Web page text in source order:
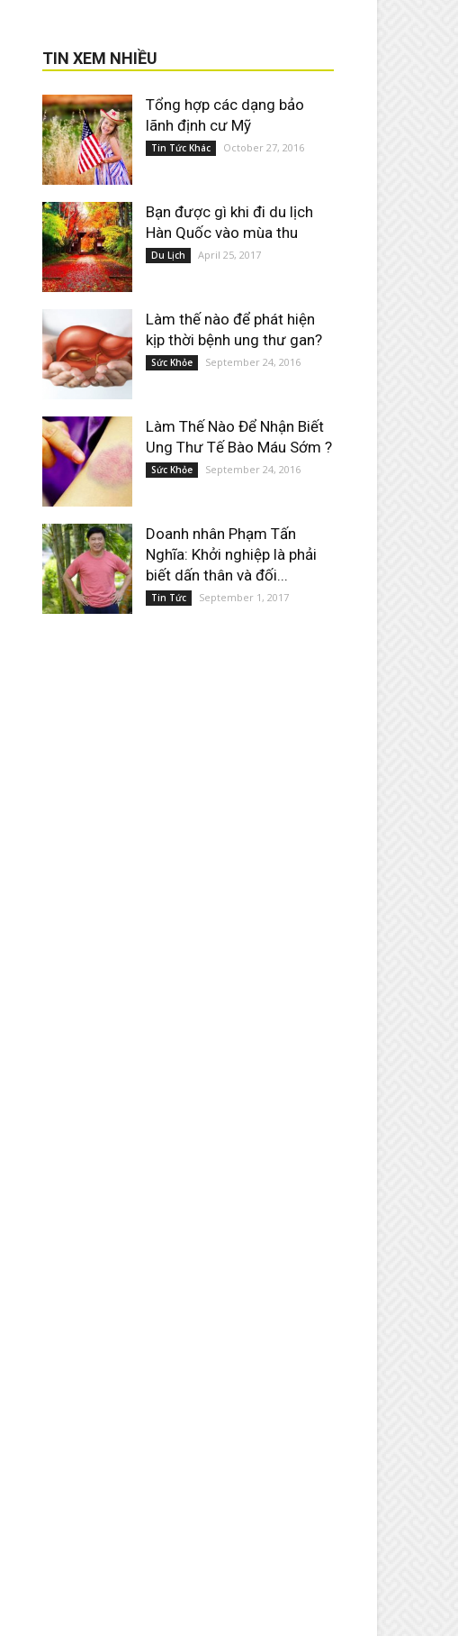
TIN XEM NHIỀU
Tổng hợp các dạng bảo
lãnh định cư Mỹ
Tin Tức Khác October 27, 2016
Bạn được gì khi đi du lịch
Hàn Quốc vào mùa thu
Du Lịch April 25, 2017
Làm thế nào để phát hiện
kịp thời bệnh ung thư gan?
Sức Khỏe September 24, 2016
Làm Thế Nào Để Nhận Biết
Ung Thư Tế Bào Máu Sớm ?
Sức Khỏe September 24, 2016
Doanh nhân Phạm Tấn
Nghĩa: Khởi nghiệp là phải
biết dấn thân và đối...
Tin Tức September 1, 2017